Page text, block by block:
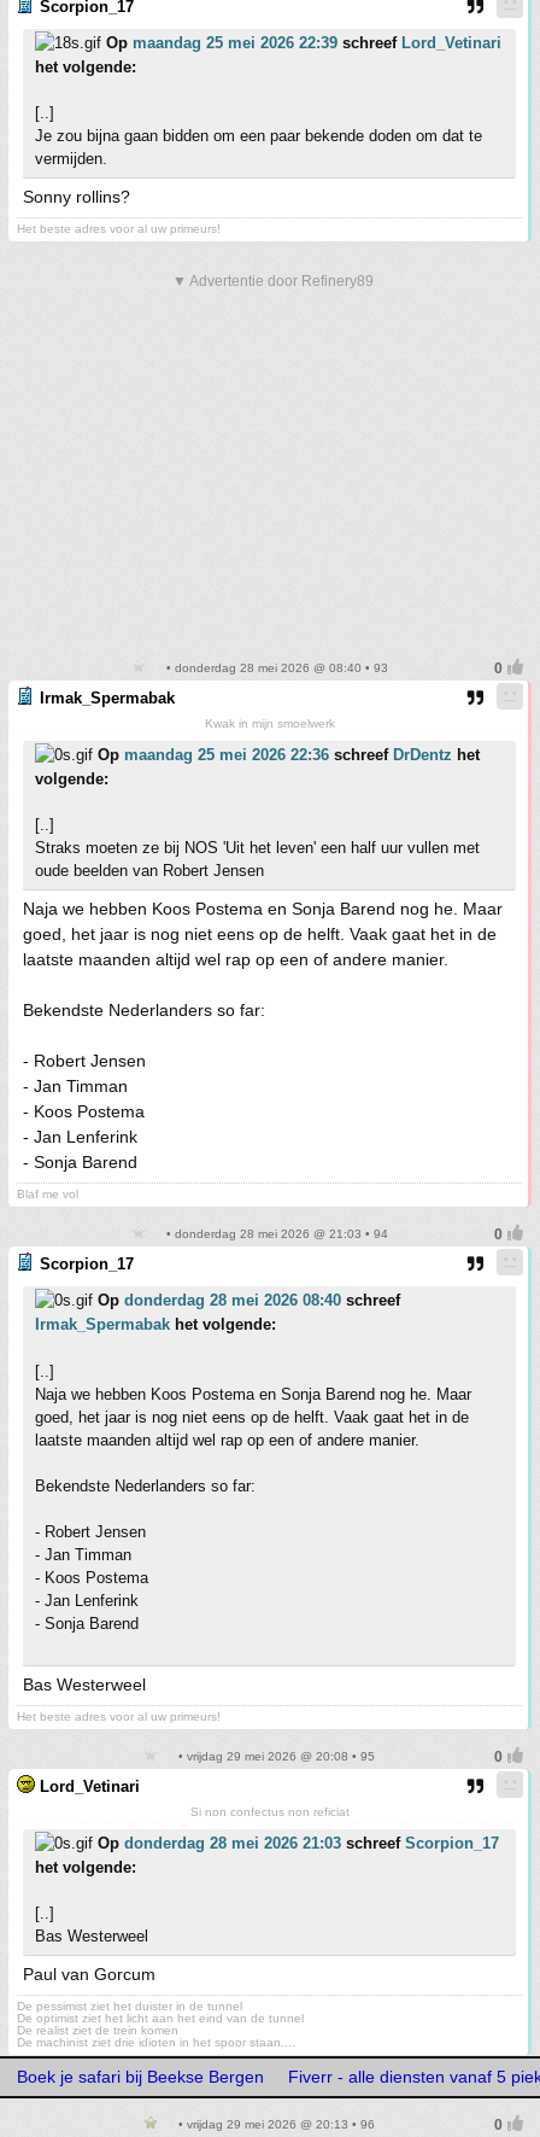
Scorpion_17
Op maandag 25 mei 2026 22:39 schreef Lord_Vetinari
het volgende:
[..]
Je zou bijna gaan bidden om een paar bekende doden om dat te
vermijden.
Sonny rollins?
Het beste adres voor al uw primeurs!
▼ Advertentie door Refinery89
• donderdag 28 mei 2026 @ 08:40 • 93
Irmak_Spermabak
Kwak in mijn smoelwerk
Op maandag 25 mei 2026 22:36 schreef DrDentz het
volgende:
[..]
Straks moeten ze bij NOS 'Uit het leven' een half uur vullen met
oude beelden van Robert Jensen
Naja we hebben Koos Postema en Sonja Barend nog he. Maar
goed, het jaar is nog niet eens op de helft. Vaak gaat het in de
laatste maanden altijd wel rap op een of andere manier.
Bekendste Nederlanders so far:
- Robert Jensen
- Jan Timman
- Koos Postema
- Jan Lenferink
- Sonja Barend
Blaf me vol
• donderdag 28 mei 2026 @ 21:03 • 94
Scorpion_17
Op donderdag 28 mei 2026 08:40 schreef
Irmak_Spermabak het volgende:
[..]
Naja we hebben Koos Postema en Sonja Barend nog he. Maar
goed, het jaar is nog niet eens op de helft. Vaak gaat het in de
laatste maanden altijd wel rap op een of andere manier.
Bekendste Nederlanders so far:
- Robert Jensen
- Jan Timman
- Koos Postema
- Jan Lenferink
- Sonja Barend
Bas Westerweel
Het beste adres voor al uw primeurs!
• vrijdag 29 mei 2026 @ 20:08 • 95
Lord_Vetinari
Si non confectus non reficiat
Op donderdag 28 mei 2026 21:03 schreef Scorpion_17
het volgende:
[..]
Bas Westerweel
Paul van Gorcum
De pessimist ziet het duister in de tunnel
De optimist ziet het licht aan het eind van de tunnel
De realist ziet de trein komen
De machinist ziet drie idioten in het spoor staan....
Boek je safari bij Beekse Bergen Fiverr - alle diensten vanaf 5
• vrijdag 29 mei 2026 @ 20:13 • 96